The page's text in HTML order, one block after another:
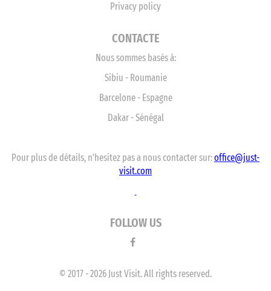
Privacy policy
CONTACTE
Nous sommes basés à:
Sibiu - Roumanie
Barcelone - Espagne
Dakar - Sénégal
Pour plus de détails, n'hesitez pas a nous contacter sur:office@just-
visit.com
FOLLOW US
© 2017 - 2026 Just Visit. All rights reserved.